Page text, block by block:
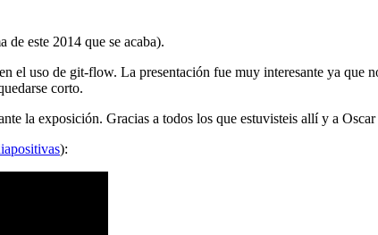
de este 2014 que se acaba).
el uso de git-flow. La presentación fue muy interesante ya que
corto.
la exposición. Gracias a todos los que estuvisteis allí y a
):